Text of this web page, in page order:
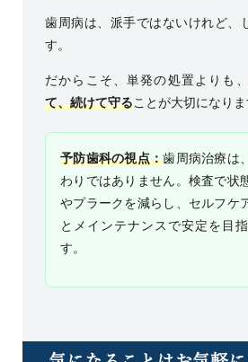
歯周病は、派手ではないけれど、
す。
だからこそ、単発の処置よりも、
て、続けて守ることが大切になりま
予防歯科の視点：歯周病治療は
わりではありません。検査で状
やプラークを減らし、セルフケ
とメインテナンスで安定を目
す。